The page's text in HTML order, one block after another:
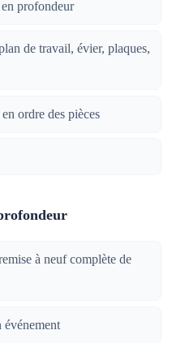
en profondeur
de travail, évier, plaques,
ordre des pièces
à neuf complète de
événement